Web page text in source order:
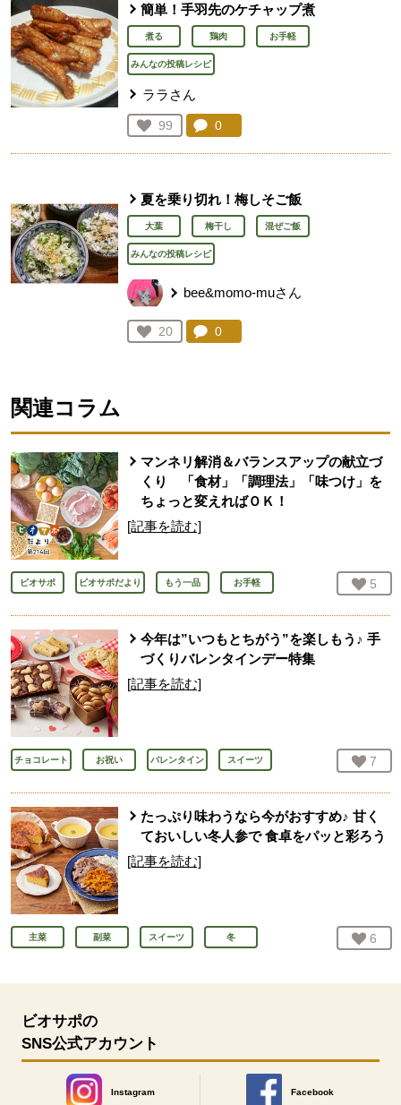
簡単！手羽先のケチャップ煮
煮る 鶏肉 お手軽
みんなの投稿レシピ
ララさん
お気に入り登録：
99
人が登録
コメント：
0
夏を乗り切れ！梅しそご飯
大葉 梅干し 混ぜご飯
みんなの投稿レシピ
bee&momo-muさん
お気に入り登録：
20
人が登録
コメント：
0
関連コラム
マンネリ解消＆バランスアップの献立づ
くり 「食材」「調理法」「味つけ」を
ちょっと変えればＯＫ！
[記事を読む]
ビオサポ ビオサポだより もう一品 お手軽 お気
5
今年は”いつもとちがう”を楽しもう♪ 手
づくりバレンタインデー特集
[記事を読む]
チョコレート お祝い バレンタイン スイーツ お気
7
たっぷり味わうなら今がおすすめ♪ 甘く
ておいしい冬人参で 食卓をパッと彩ろう
[記事を読む]
主菜 副菜 スイーツ 冬 お気
6
ビオサポの
SNS公式アカウント
Instagram
別のウィンドウで開きます。
Facebook
別のウィンドウで開きます